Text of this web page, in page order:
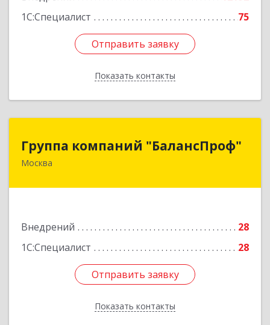
1С:Специалист
75
Отправить заявку
Показать контакты
Отправить заявку
Назад
Группа компаний "БалансПроф"
Москва
Внедрений
28
1С:Специалист
28
Отправить заявку
Показать контакты
Группа компаний "БалансПроф"
127238, Москва г, Локомотивный проезд, дом
Отправить заявку
Назад